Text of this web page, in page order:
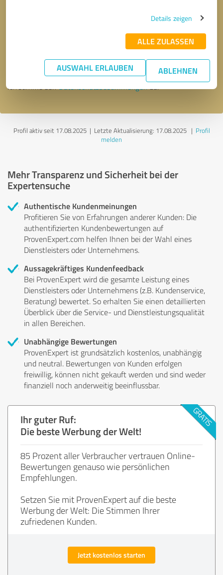
Details zeigen
ALLE ZULASSEN
AUSWAHL ERLAUBEN ABLEHNEN
* Erforderliche Angaben
Nachricht senden
Ich stimme denDatenschutzbestimmungenzu.
Profil aktiv seit 17.08.2025 | Letzte Aktualisierung: 17.08.2025| Profil
melden
Mehr Transparenz und Sicherheit bei der
Expertensuche
Authentische Kundenmeinungen
Profitieren Sie von Erfahrungen anderer Kunden: Die
authentifizierten Kundenbewertungen auf
ProvenExpert.com helfen Ihnen bei der Wahl eines
Dienstleisters oder Unternehmens.
Aussagekräftiges Kundenfeedback
Bei ProvenExpert wird die gesamte Leistung eines
Dienstleisters oder Unternehmens (z.B. Kundenservice,
Beratung) bewertet. So erhalten Sie einen detaillierten
Überblick über die Service- und Dienstleistungsqualität
in allen Bereichen.
Unabhängige Bewertungen
ProvenExpert ist grundsätzlich kostenlos, unabhängig
und neutral. Bewertungen von Kunden erfolgen
freiwillig, können nicht gekauft werden und sind weder
finanziell noch anderweitig beeinflussbar.
Ihr guter Ruf:
Die beste Werbung der Welt!
85 Prozent aller Verbraucher vertrauen Online-
Bewertungen genauso wie persönlichen
Empfehlungen.
Setzen Sie mit ProvenExpert auf die beste
Werbung der Welt: Die Stimmen Ihrer
zufriedenen Kunden.
Jetzt kostenlos starten